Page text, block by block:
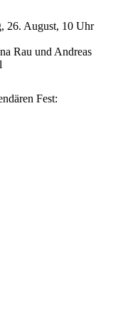
26. August, 10 Uhr
Rau und Andreas
Fest: